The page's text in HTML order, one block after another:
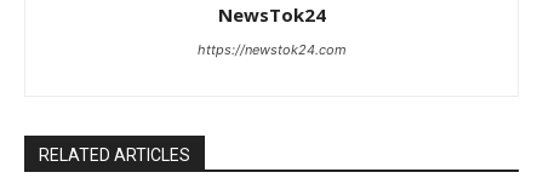
NewsTok24
https://newstok24.com
RELATED ARTICLES